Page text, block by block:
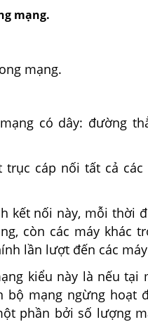
mạng.
mạng.
có dây: đường
trục cáp nối tất cả
kết nối này, mỗi thời
còn các máy khác
lần lượt đến các
kiểu này là nếu tại
mạng ngừng hoạt
phần bởi số lượng